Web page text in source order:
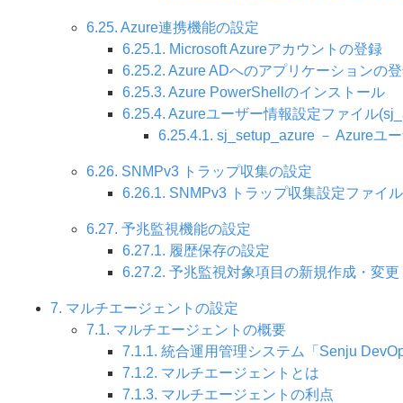
6.25. Azure連携機能の設定
6.25.1. Microsoft Azureアカウントの登録
6.25.2. Azure ADへのアプリケーションの
6.25.3. Azure PowerShellのインストール
6.25.4. Azureユーザー情報設定ファイル
6.25.4.1. sj_setup_azure － Azureユ
6.26. SNMPv3 トラップ収集の設定
6.26.1. SNMPv3 トラップ収集設定ファイ
6.27. 予兆監視機能の設定
6.27.1. 履歴保存の設定
6.27.2. 予兆監視対象項目の新規作成・変更
7. マルチエージェントの設定
7.1. マルチエージェントの概要
7.1.1. 統合運用管理システム「Senju
7.1.2. マルチエージェントとは
7.1.3. マルチエージェントの利点